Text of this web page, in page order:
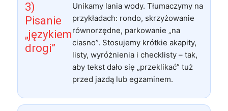
3)
Pisanie
„językiem
drogi”
Unikamy lania wody. Tłumaczymy na
przykładach: rondo, skrzyżowanie
równorzędne, parkowanie „na
ciasno”. Stosujemy krótkie akapity,
listy, wyróżnienia i checklisty – tak,
aby tekst dało się „przeklikać” tuż
przed jazdą lub egzaminem.